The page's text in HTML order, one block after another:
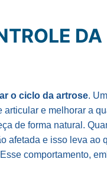
DA
o ciclo da artrose.
e melhorar a
de forma natural.
afetada e isso leva ao
comportamento,